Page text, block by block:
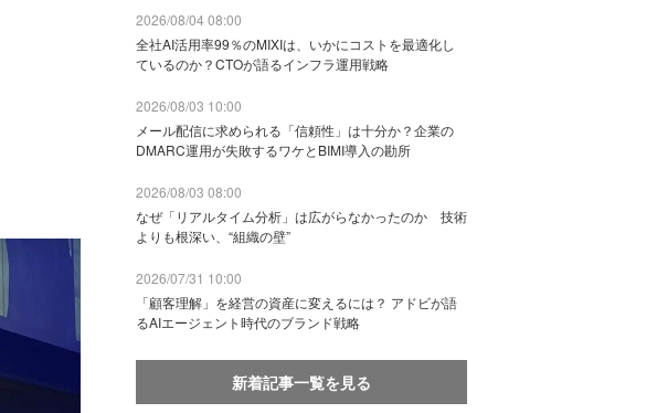
2026/08/04 08:00
全社AI活用率99％のMIXIは、いかにコストを最適化し
ているのか？CTOが語るインフラ運用戦略
2026/08/03 10:00
メール配信に求められる「信頼性」は十分か？企業の
DMARC運用が失敗するワケとBIMI導入の勘所
2026/08/03 08:00
なぜ「リアルタイム分析」は広がらなかったのか 技術
よりも根深い、“組織の壁”
2026/07/31 10:00
「顧客理解」を経営の資産に変えるには？ アドビが語
るAIエージェント時代のブランド戦略
新着記事一覧を見る